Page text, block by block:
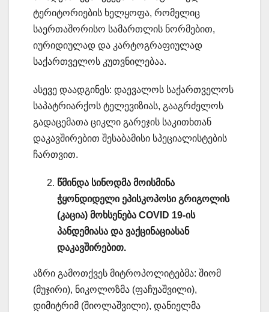
ტერიტორიების ხელყოფა, რომელიც
საერთაშორისო სამართლის ნორმებით,
იურიდიულად და კარტოგრაფიულად
საქართველოს კუთვნილებაა.
ასევე დაადგინეს: დაევალოს საქართველოს
საპატრიარქოს ტელევიზიას, გააგრძელოს
გადაცემათა ციკლი გარეჯის საკითხთან
დაკავშირებით შესაბამისი სპეციალისტების
ჩართვით.
წმინდა სინოდმა მოისმინა
ჭყონდიდელი ეპისკოპოსი გრიგოლის
(კაცია) მოხსენება COVID 19-ის
პანდემიასა და ვაქცინაციასან
დაკავშირებით.
აზრი გამოთქვეს მიტროპოლიტებმა: შიომ
(მუჯირი), ნიკოლოზმა (ფაჩუაშვილი),
დიმიტრიმ (შიოლაშვილი), დანიელმა